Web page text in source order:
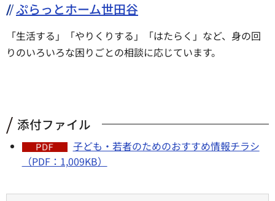
ぷらっとホーム世田谷
「生活する」「やりくりする」「はたらく」など、身の回
りのいろいろな困りごとの相談に応じています。
添付ファイル
子ども・若者のためのおすすめ情報チラシ
（PDF：1,009KB）